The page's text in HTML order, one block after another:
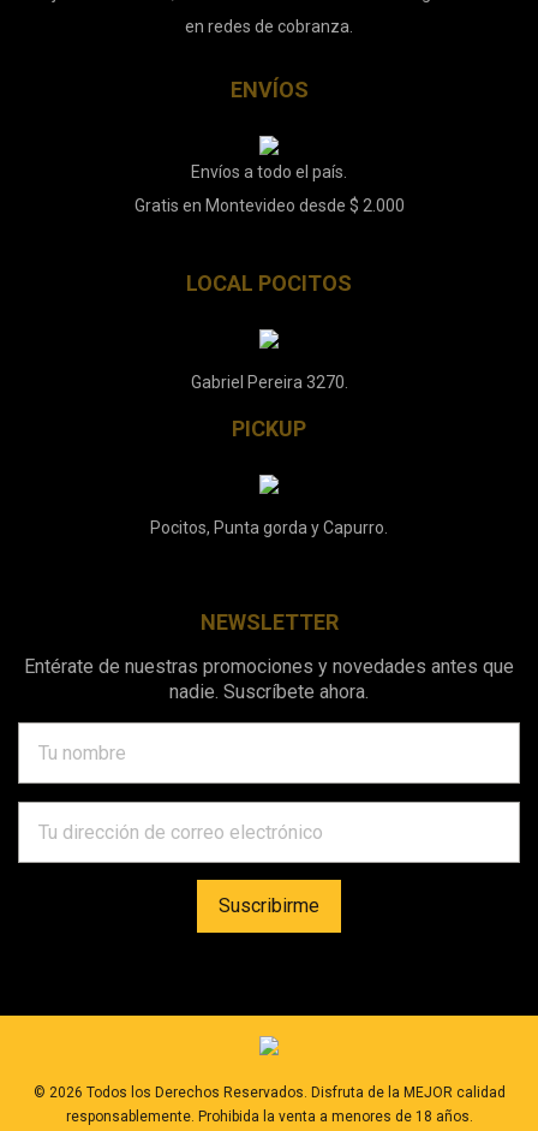
en redes de cobranza.
ENVÍOS
Envíos a todo el país.
Gratis en Montevideo desde $ 2.000
LOCAL POCITOS
Gabriel Pereira 3270.
PICKUP
Pocitos, Punta gorda y Capurro.
NEWSLETTER
Entérate de nuestras promociones y novedades antes que
nadie. Suscríbete ahora.
© 2026 Todos los Derechos Reservados. Disfruta de la MEJOR calidad
responsablemente. Prohibida la venta a menores de 18 años.